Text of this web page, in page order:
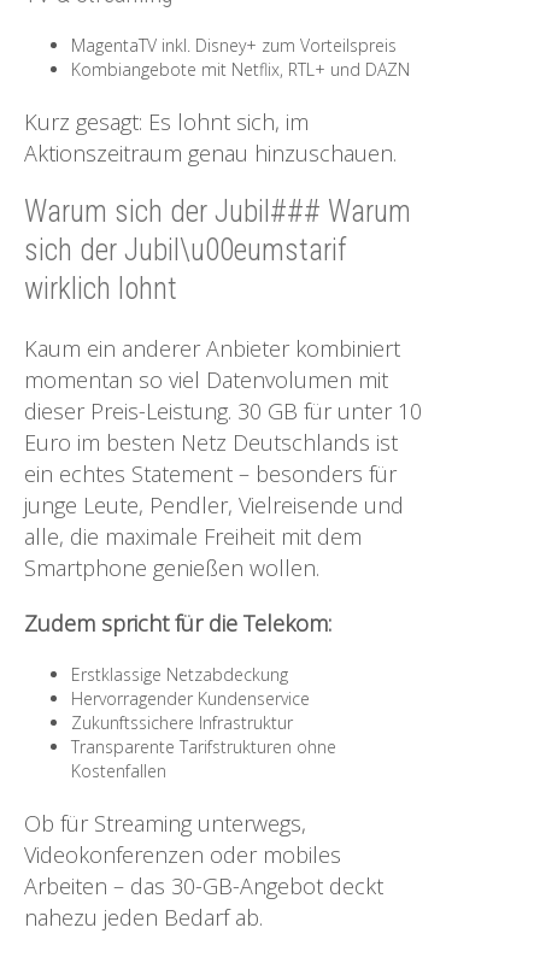
MagentaTV inkl. Disney+ zum Vorteilspreis
Kombiangebote mit Netflix, RTL+ und DAZN
Kurz gesagt: Es lohnt sich, im
Aktionszeitraum genau hinzuschauen.
Warum sich der Jubil### Warum
sich der Jubil\u00eumstarif
wirklich lohnt
Kaum ein anderer Anbieter kombiniert
momentan so viel Datenvolumen mit
dieser Preis-Leistung. 30 GB für unter 10
Euro im besten Netz Deutschlands ist
ein echtes Statement – besonders für
junge Leute, Pendler, Vielreisende und
alle, die maximale Freiheit mit dem
Smartphone genießen wollen.
Zudem spricht für die Telekom:
Erstklassige Netzabdeckung
Hervorragender Kundenservice
Zukunftssichere Infrastruktur
Transparente Tarifstrukturen ohne
Kostenfallen
Ob für Streaming unterwegs,
Videokonferenzen oder mobiles
Arbeiten – das 30-GB-Angebot deckt
nahezu jeden Bedarf ab.